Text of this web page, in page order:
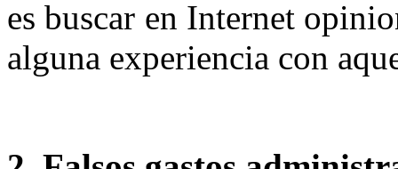
es buscar en Internet
alguna experiencia con